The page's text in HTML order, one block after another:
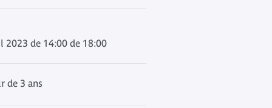
2023 de 14:00 de 18:00
de 3 ans